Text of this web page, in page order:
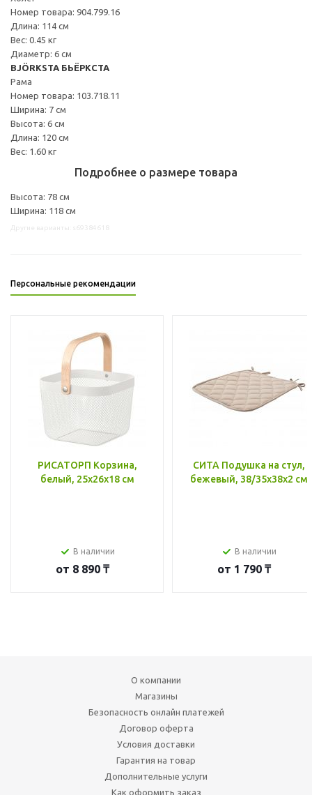
Номер товара: 904.799.16
Длина: 114 см
Вес: 0.45 кг
Диаметр: 6 см
BJÖRKSTA БЬЁРКСТА
Рама
Номер товара: 103.718.11
Ширина: 7 см
Высота: 6 см
Длина: 120 см
Вес: 1.60 кг
Подробнее о размере товара
Высота: 78 см
Ширина: 118 см
Персональные рекомендации
РИСАТОРП Корзина,
белый, 25x26x18 см
В наличии
от 8 890 ₸
СИТА Подушка на стул,
бежевый, 38/35x38x2 см
В наличии
от 1 790 ₸
О компании
Магазины
Безопасность онлайн платежей
Договор оферта
Условия доставки
Гарантия на товар
Дополнительные услуги
Как оформить заказ